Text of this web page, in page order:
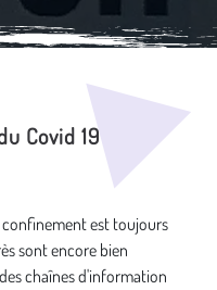
Covid 19
confinement est toujours
sont encore bien
chaînes d'information